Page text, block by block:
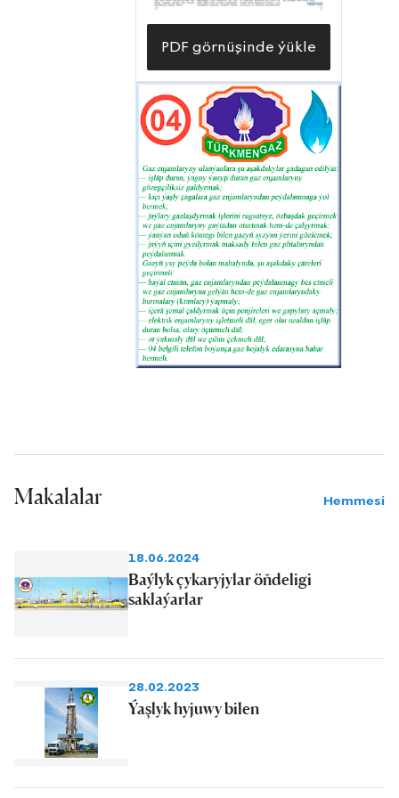
PDF görnüşinde ýükle
Makalalar Hemmesi
18.06.2024
Baýlyk çykaryjylar öňdeligi
saklaýarlar
28.02.2023
Ýaşlyk hyjuwy bilen